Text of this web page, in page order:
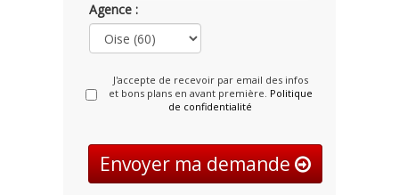
Agence :
J'accepte de recevoir par email des infos
et bons plans en avant première. Politique
de confidentialité
Envoyer ma demande